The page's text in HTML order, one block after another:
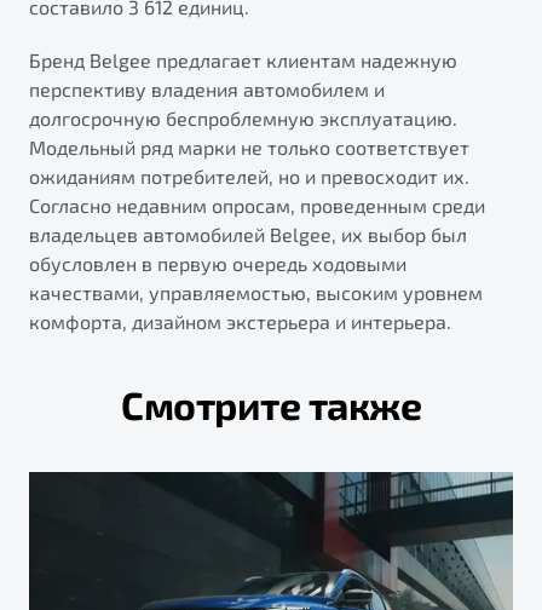
составило 3 612 единиц.
Бренд Belgee предлагает клиентам надежную
перспективу владения автомобилем и
долгосрочную беспроблемную эксплуатацию.
Модельный ряд марки не только соответствует
ожиданиям потребителей, но и превосходит их.
Согласно недавним опросам, проведенным среди
владельцев автомобилей Belgee, их выбор был
обусловлен в первую очередь ходовыми
качествами, управляемостью, высоким уровнем
комфорта, дизайном экстерьера и интерьера.
Смотрите также